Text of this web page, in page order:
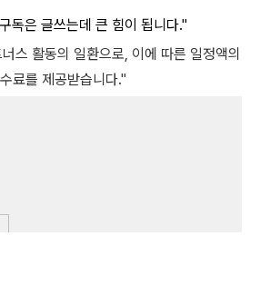
독은 글쓰는데 큰 힘이 됩니다."
스 활동의 일환으로, 이에 따른 일정액의
료를 제공받습니다."